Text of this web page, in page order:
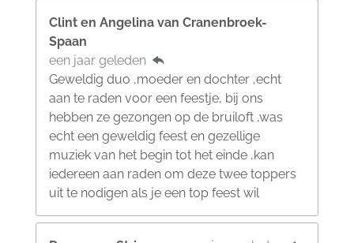
Clint en Angelina van Cranenbroek-
Spaan
een jaar geleden
Geweldig duo ,moeder en dochter ,echt
aan te raden voor een feestje, bij ons
hebben ze gezongen op de bruiloft ,was
echt een geweldig feest en gezellige
muziek van het begin tot het einde ,kan
iedereen aan raden om deze twee toppers
uit te nodigen als je een top feest wil